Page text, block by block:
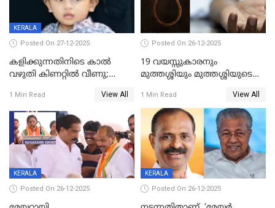
KERALA
Posted On 27-12-2025
കളിക്കുന്നതിനിടെ കാൽ
വഴുതി കിണറ്റിൽ വീണു;
ദാരുണാന്ത്യം
1 Min Read View All
Posted On 26-12-2025
19 വയസ്സുകാരനും
മുത്തശ്ശിയും മുത്തശ്ശിയുടെ
മരിച്ചനിലയിൽ
1 Min Read View All
KERALA
Posted On 26-12-2025
KERALA
Posted On 26-12-2025